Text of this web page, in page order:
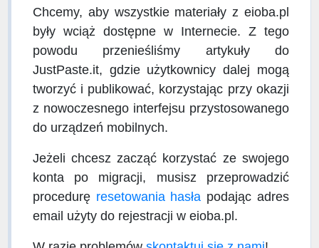
Chcemy, aby wszystkie materiały z eioba.pl
były wciąż dostępne w Internecie. Z tego
powodu przenieśliśmy artykuły do
JustPaste.it, gdzie użytkownicy dalej mogą
tworzyć i publikować, korzystając przy okazji
z nowoczesnego interfejsu przystosowanego
do urządzeń mobilnych.
Jeżeli chcesz zacząć korzystać ze swojego
konta po migracji, musisz przeprowadzić
procedurę resetowania hasła podając adres
email użyty do rejestracji w eioba.pl.